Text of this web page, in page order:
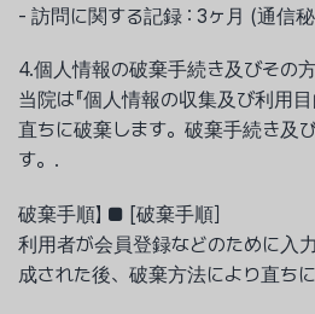
- 訪問に関する記録 : 3ヶ月 (通信
4.個人情報の破棄手続き及びその
当院は『個人情報の収集及び利用目
直ちに破棄します。破棄手続き及
す。.
破棄手順】 ■ [破棄手順］
利用者が会員登録などのために入
成された後、破棄方法により直ち